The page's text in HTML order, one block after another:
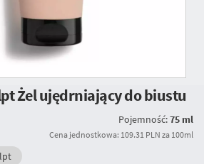
Żel ujędrniający do biustu
Pojemność:75 ml
Cena jednostkowa: 109.31 PLN za 100ml